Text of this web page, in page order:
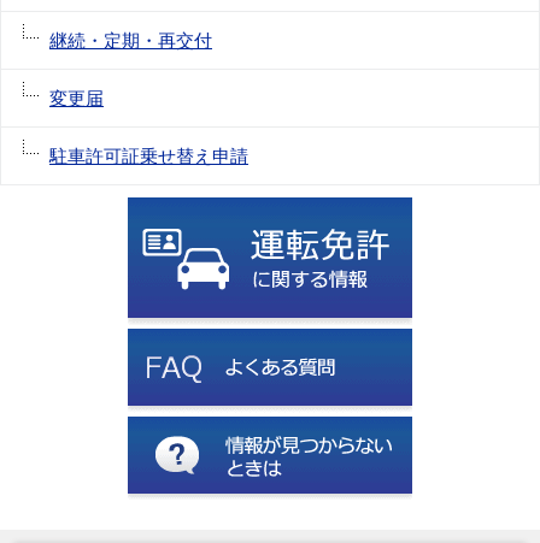
継続・定期・再交付
変更届
駐車許可証乗せ替え申請